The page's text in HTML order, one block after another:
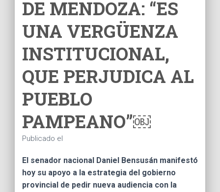
DE MENDOZA: “ES
UNA VERGÜENZA
INSTITUCIONAL,
QUE PERJUDICA AL
PUEBLO
PAMPEANO”￼
Publicado el
El senador nacional Daniel Bensusán manifestó
hoy su apoyo a la estrategia del gobierno
provincial de pedir nueva audiencia con la